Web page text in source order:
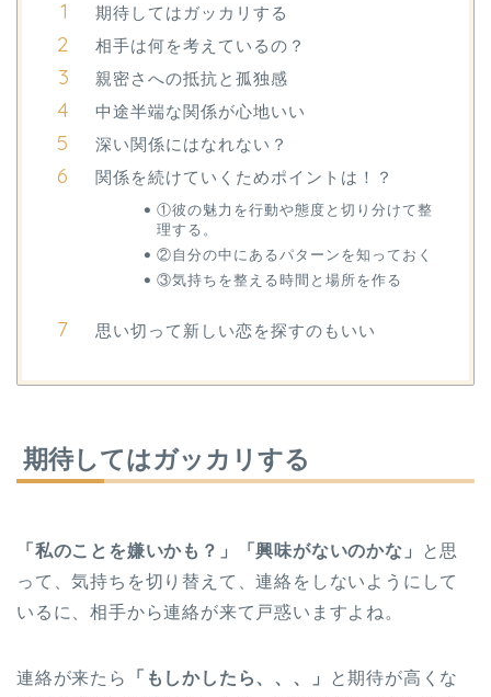
期待してはガッカリする
相手は何を考えているの？
親密さへの抵抗と孤独感
中途半端な関係が心地いい
深い関係にはなれない？
関係を続けていくためポイントは！？
①彼の魅力を行動や態度と切り分けて整
理する。
②自分の中にあるパターンを知っておく
③気持ちを整える時間と場所を作る
思い切って新しい恋を探すのもいい
期待してはガッカリする
「私のことを嫌いかも？」「興味がないのかな」
と思
って、気持ちを切り替えて、連絡をしないようにして
いるに、相手から連絡が来て戸惑いますよね。
連絡が来たら 「もしかしたら、、、」
と期待が高くな